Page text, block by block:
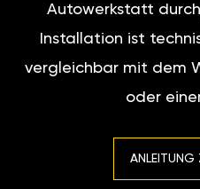
Autowerkstatt
Installation ist
vergleichbar mit dem
oder
ANLEITUNG